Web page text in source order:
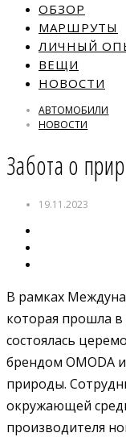
ОБЗОР
МАРШРУТЫ
ЛИЧНЫЙ
ВЕЩИ
НОВОСТИ
АВТОМОБИЛИ
НОВОСТИ
Забота о
19.11.2023
В рамках
которая прошла в
состоялась
брендом OMODA
природы.
окружающей
производителя